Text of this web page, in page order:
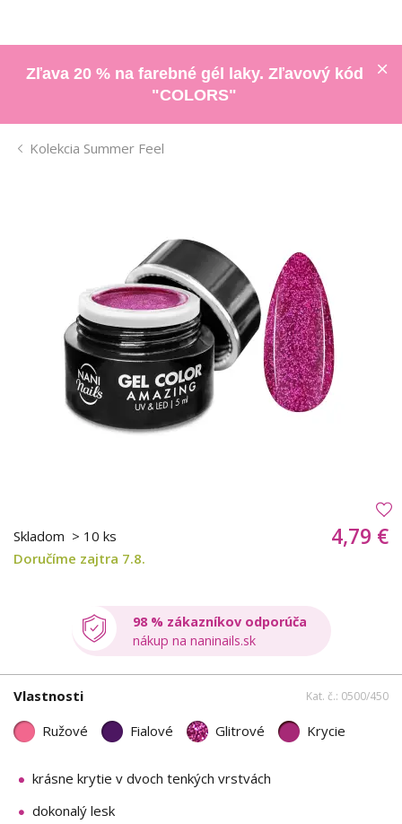
Zľava 20 % na farebné gél laky. Zľavový kód
"COLORS"
Kolekcia Summer Feel
Skladom > 10 ks
Doručíme zajtra 7.8.
4,79 €
98 % zákazníkov odporúča
nákup na naninails.sk
Vlastnosti Kat. č.: 0500/450
Ružové Fialové Glitrové Krycie
krásne krytie v dvoch tenkých vrstvách
dokonalý lesk